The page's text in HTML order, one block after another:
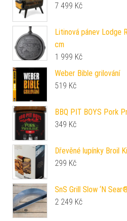
7 499 Kč
Litinová pánev Lodge
cm
1 999 Kč
Weber Bible grilování
519 Kč
BBQ PIT BOYS Pork
349 Kč
Dřevěné lupínky Broil
299 Kč
SnS Grill Slow ‘N
2 249 Kč